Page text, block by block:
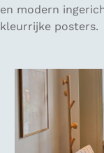
en modern
kleurrijke posters.